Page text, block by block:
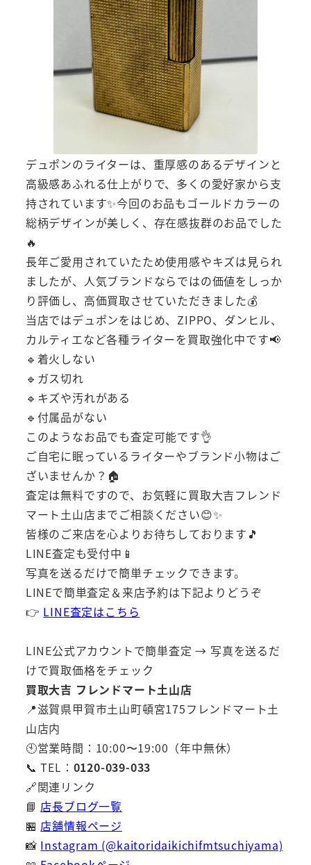
デュポンのライターは、重厚感のあるデザインと
高級感あふれる仕上がりで、多くの愛好家から支
持されています✨今回のお品もゴールドカラーの
総柄デザインが美しく、存在感抜群のお品でした
🔥
長年ご愛用されていたため使用感やキズは見られ
ましたが、人気ブランドならではの価値をしっか
り評価し、高価買取させていただきました💰
当店ではデュポンをはじめ、ZIPPO、ダンヒル、
カルティエなど各種ライターを買取強化中です📢
🔹着火しない
🔹ガス切れ
🔹キズや汚れがある
🔹付属品がない
このようなお品でも査定可能です👌
ご自宅に眠っているライターやブランド小物はご
ざいませんか？🏠
査定は無料ですので、お気軽に買取大吉フレンド
マート土山店までご相談ください😊✨
皆様のご来店を心よりお待ちしております🎵
LINE査定も受付中📱
写真を送るだけで簡単チェックできます。
LINEで簡単査定＆来店予約は下記よりどうぞ
👉 LINE査定はこちら
LINE公式アカウントで簡単査定 → 写真を送るだ
けで買取価格をチェック
買取大吉 フレンドマート土山店
📍滋賀県甲賀市土山町頓宮175フレンドマート土
山店内
🕙営業時間：10:00〜19:00（年中無休）
📞 TEL： 0120-039-033
🔗関連リンク
📘 店長ブログ一覧
🏪 店舗情報ページ
📸 Instagram (@kaitoridaikichifmtsuchiyama)